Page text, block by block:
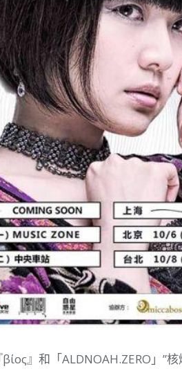
βίος』和「ALDNOAH.ZERO」”